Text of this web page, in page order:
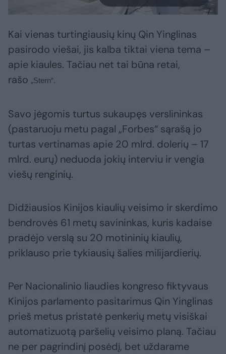
Kai vienas turtingiausių kinų Qin Yinglinas
pasirodo viešai, jis kalba tiktai viena tema –
apie kiaules. Tačiau net tai būna retai,
rašo „Stern“.
Savo jėgomis turtus sukaupęs verslininkas
(pastaruoju metu pagal „Forbes“ sąrašą jo
turtas vertinamas apie 20 mlrd. dolerių – 17
mlrd. eurų) neduoda jokių interviu ir vengia
viešų renginių.
Didžiausios Kinijos kiaulių veisimo ir skerdimo
bendrovės 61 metų savininkas, kuris kadaise
pradėjo verslą su 20 motininių kiaulių,
priklauso prie tykiausių šalies milijardierių.
Per Nacionalinio liaudies kongreso fiktyvaus
Kinijos parlamento pasitarimus Qin Yinglinas
prieš metus pristatė penkerių metų visiškai
automatizuotą paršelių veisimo planą. Tačiau
ne per pagrindinį posėdį, bet uždarame